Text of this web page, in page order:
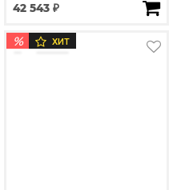
42 543 ₽
% ХИТ